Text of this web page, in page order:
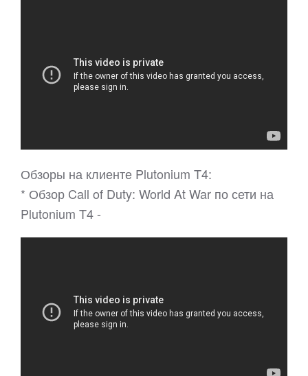
Обзоры на клиенте Plutonium T4:
* Обзор Call of Duty: World At War по сети на
Plutonium T4 -